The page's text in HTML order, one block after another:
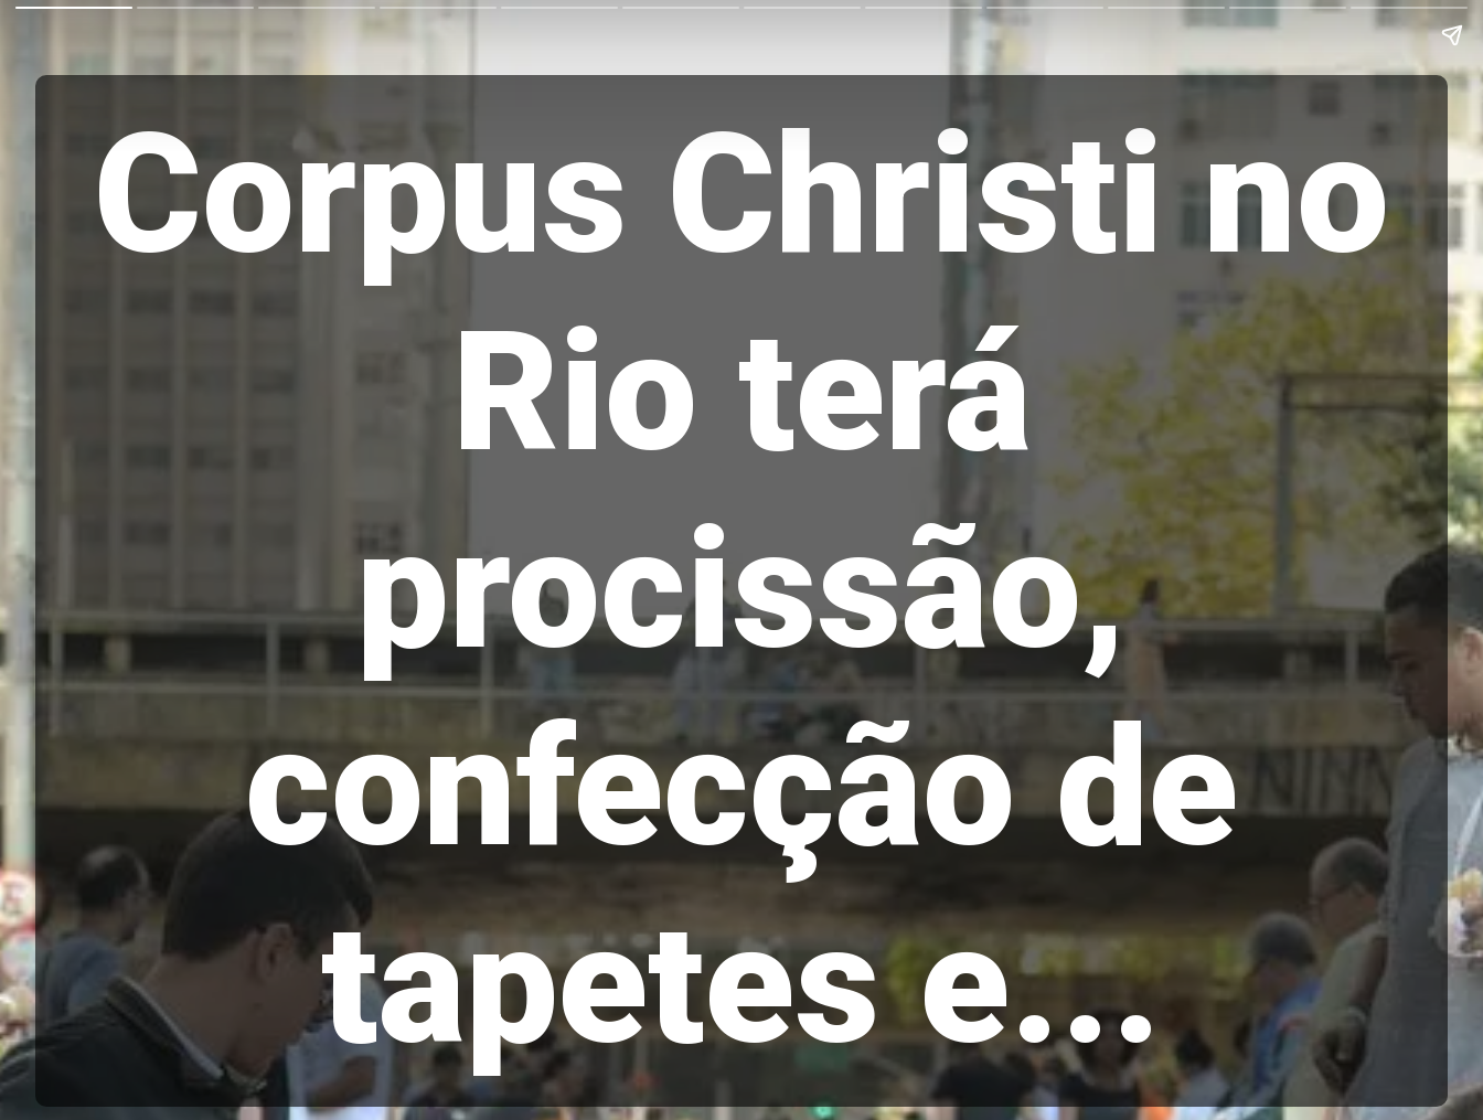
Corpus Christi no
Rio terá
procissão,
confecção de
tapetes e...